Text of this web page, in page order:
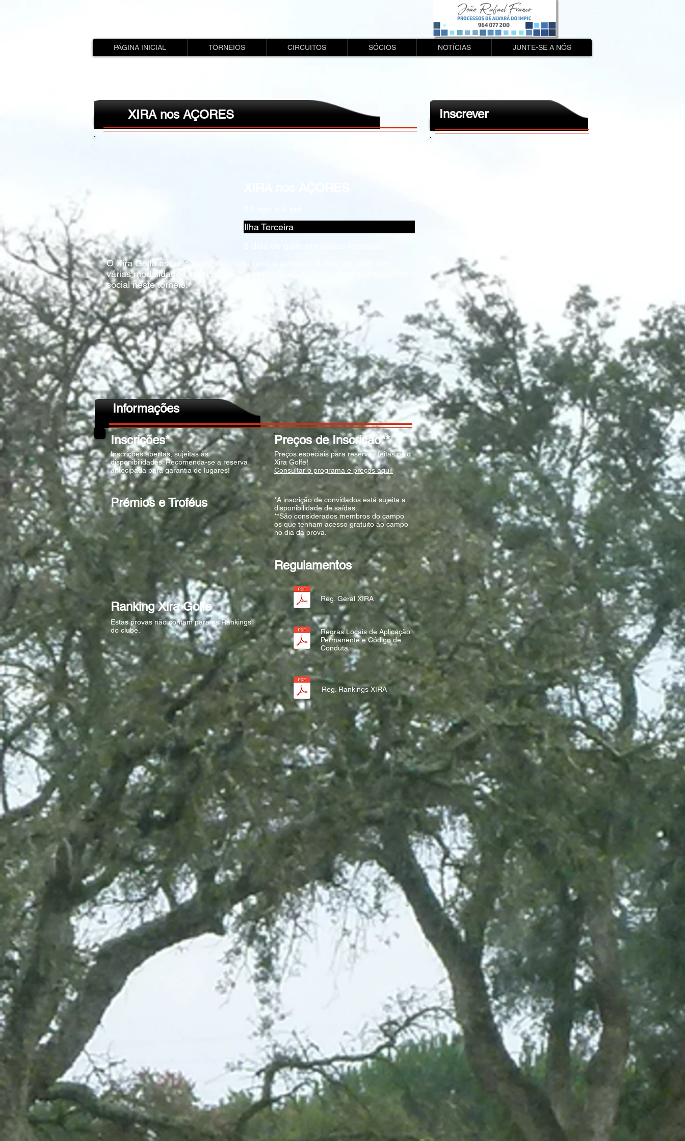
PÁGINA INICIAL TORNEIOS CIRCUITOS SÓCIOS NOTÍCIAS JUNTE-SE A NÓS
Ilha Terceira
O Xira Golfe está de regresso onde teve a génese! 5 dias de golfe em
várias modalidades, num programa imperdível! Incomparável componente
social neste torneio!
XIRA nos AÇORES
Informações
Inscrições*
Inscrições abertas, sujeitas às
disponibilidades. Recomenda-se a reserva
antecipada para garantia de lugares!
Prémios e Troféus
Ranking Xira Golfe
Estas provas não contam para os Rankings
do clube.
Preços de Inscrição**
Preços especiais para reservas feitas pelo
Xira Golfe!
Consultar o programa e preços aqui!
*A inscrição de convidados está sujeita a
disponibilidade de saídas.
**São considerados membros do campo
os que tenham acesso gratuito ao campo
no dia da prova.
Regulamentos
Reg. Geral XIRA
Regras Locais de Aplicação
Permanente e Código de
Conduta
Reg. Rankings XIRA
Inscrever